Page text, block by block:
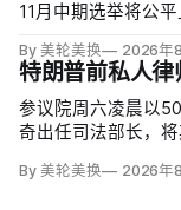
11月中期选举将公
向共和党者为55%，
By 美轮美换 2026年
特朗普前私人
参议院周六凌晨以
奇出任司法部长，
斯倒戈；长期因健康
By 美轮美换 2026年